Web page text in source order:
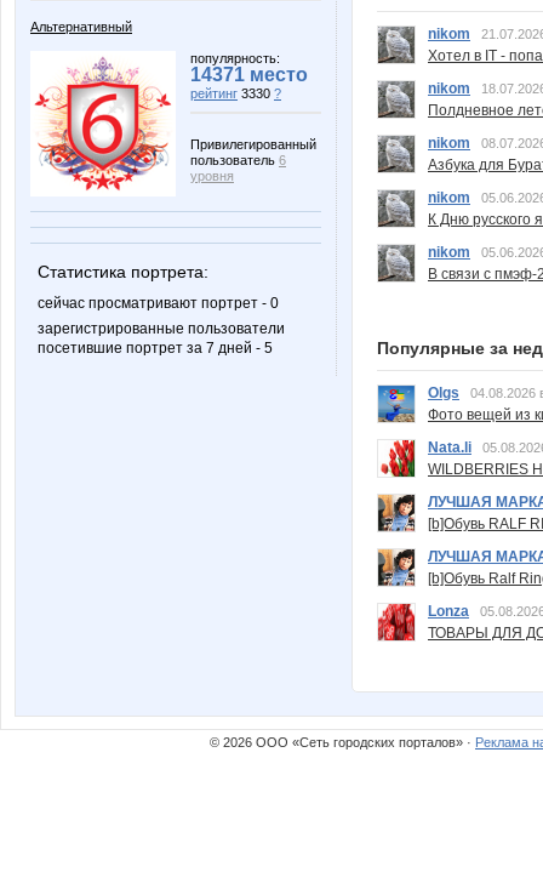
Альтернативный
популярность:
14371 место
рейтинг 3330 ?
Привилегированный
пользователь 6
уровня
Статистика портрета:
сейчас просматривают портрет - 0
зарегистрированные пользователи
посетившие портрет за 7 дней - 5
nikom
Хотел в IT -
nikom
Полдневное
nikom
Азбука для
nikom
К Дню русского
nikom
В связи с пмэф-
Популярные за
Olgs 04.08.2026
Фото вещей из
Nata.li
ЛУЧШАЯ
[b]Обувь RALF
ЛУЧШАЯ
[b]Обувь Ralf
Lonza
ТОВАРЫ ДЛЯ
© 2026 ООО «Сеть городских порталов» · Реклама